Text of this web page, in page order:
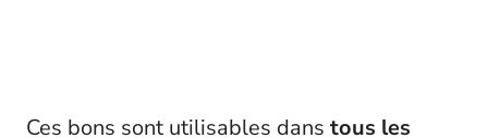
Ces bons sont utilisables dans tous les